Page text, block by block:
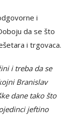
i
da se što
i trgovaca.
i treba da se
Branislav
dane tako što
jeftino